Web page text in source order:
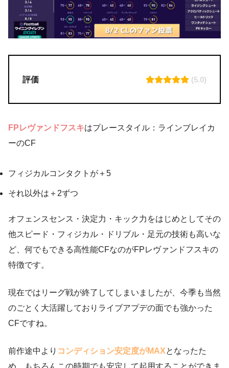
評価 (5.0)
FPレヴァンドフスキはプレースタイル：ラインブレイカ
ーのCF
フィジカルコンタクトが＋5
それ以外は＋2ずつ
オフェンスセンス・決定力・キック力をはじめとしてその
他スピード・フィジカル・ドリブル・足元の技術も高いな
ど、何でもできる高性能CFなのがFPレヴァンドフスキの
特徴です。
現在ではリーグ戦が終了してしまいましたが、今季も当然
のごとく大活躍しておりライブアプデの面でも強かった
CFですね。
前作途中より コンディション安定度がMAXとなったた